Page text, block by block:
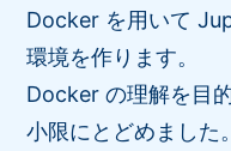
Docker を用いて
環境を作ります。
Docker の理解を目
小限にとどめました。